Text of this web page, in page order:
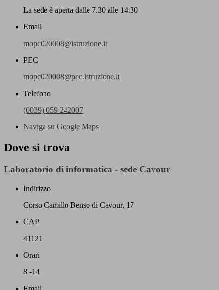
La sede è aperta dalle 7.30 alle 14.30
Email
mopc020008@istruzione.it
PEC
mopc020008@pec.istruzione.it
Telefono
(0039) 059 242007
Naviga su Google Maps
Dove si trova
Laboratorio di informatica - sede Cavour
Indirizzo
Corso Camillo Benso di Cavour, 17
CAP
41121
Orari
8 -14
Email